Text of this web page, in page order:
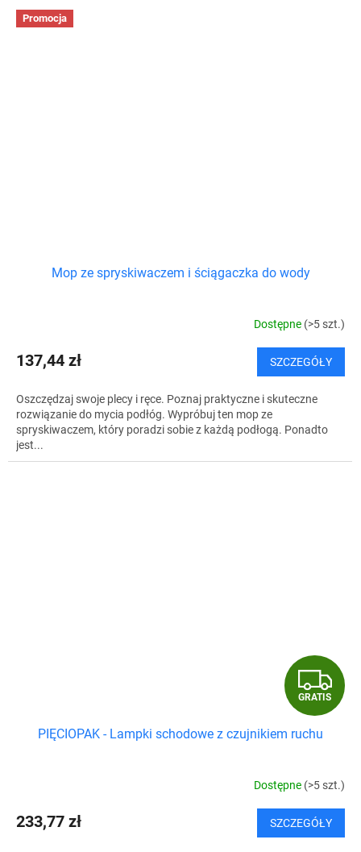
Promocja
Mop ze spryskiwaczem i ściągaczka do wody
Dostępne (>5 szt.)
137,44 zł SZCZEGÓŁY
Oszczędzaj swoje plecy i ręce. Poznaj praktyczne i skuteczne
rozwiązanie do mycia podłóg. Wypróbuj ten mop ze
spryskiwaczem, który poradzi sobie z każdą podłogą. Ponadto
jest...
G
R
T
I
GRATIS
PIĘCIOPAK - Lampki schodowe z czujnikiem ruchu
Dostępne (>5 szt.)
233,77 zł SZCZEGÓŁY